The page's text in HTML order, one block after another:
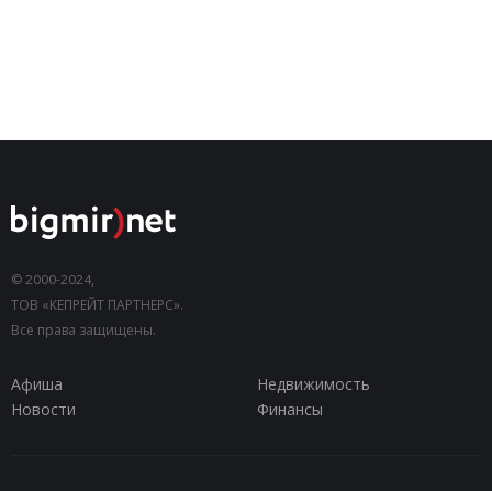
© 2000-2024,
ТОВ «КЕПРЕЙТ ПАРТНЕРС».
Все права защищены.
Афиша
Недвижимость
Новости
Финансы